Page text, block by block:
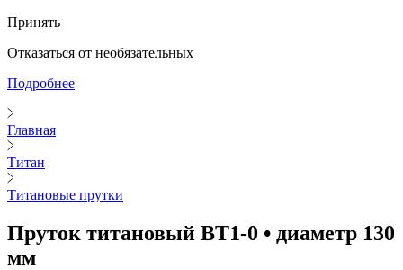
Принять
Отказаться от необязательных
Подробнее
Главная
Титан
Титановые прутки
Пруток титановый ВТ1-0 • диаметр 130
мм